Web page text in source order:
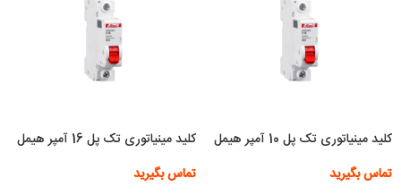
کلید مینیاتوری تک پل 10 آمپر هیمل
تماس بگیرید
کلید مینیاتوری تک پل 16 آمپر هیمل
تماس بگیرید